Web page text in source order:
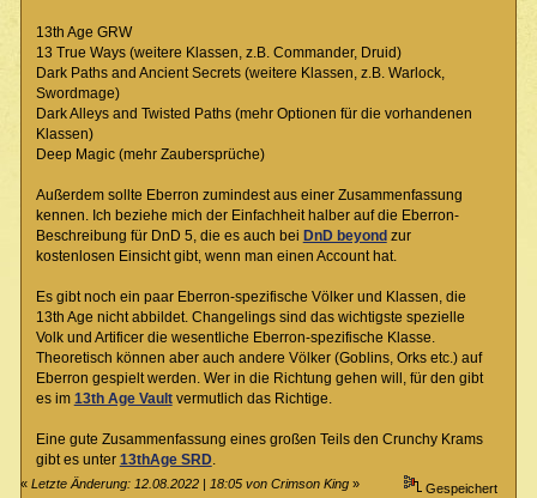
13th Age GRW
13 True Ways (weitere Klassen, z.B. Commander, Druid)
Dark Paths and Ancient Secrets (weitere Klassen, z.B. Warlock,
Swordmage)
Dark Alleys and Twisted Paths (mehr Optionen für die vorhandenen
Klassen)
Deep Magic (mehr Zaubersprüche)
Außerdem sollte Eberron zumindest aus einer Zusammenfassung
kennen. Ich beziehe mich der Einfachheit halber auf die Eberron-
Beschreibung für DnD 5, die es auch bei DnD beyond zur
kostenlosen Einsicht gibt, wenn man einen Account hat.
Es gibt noch ein paar Eberron-spezifische Völker und Klassen, die
13th Age nicht abbildet. Changelings sind das wichtigste spezielle
Volk und Artificer die wesentliche Eberron-spezifische Klasse.
Theoretisch können aber auch andere Völker (Goblins, Orks etc.) auf
Eberron gespielt werden. Wer in die Richtung gehen will, für den gibt
es im 13th Age Vaultvermutlich das Richtige.
Eine gute Zusammenfassung eines großen Teils den Crunchy Krams
gibt es unter 13thAge SRD.
«Letzte Änderung: 12.08.2022 | 18:05 von Crimson King » Gespeichert